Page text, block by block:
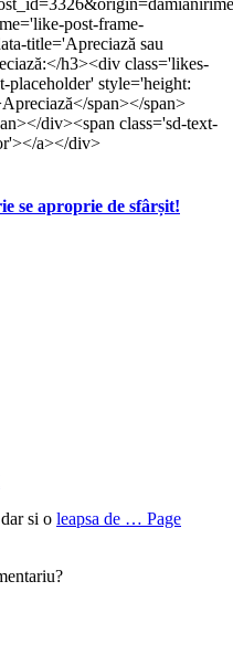
fereastră
nouă)
nouă)
post-frame-
title='Apreciază sau
h3><div class='likes-
placeholder' style='height:
span></span>
div><span class='sd-text-
a></div>
se aproprie de sfârșit!
si o leapsa de … Page